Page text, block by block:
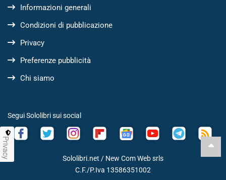
Informazioni generali
Condizioni di pubblicazione
Privacy
Preferenze pubblicità
Chi siamo
Segui Sololibri sui social
Sololibri.net / New Com Web srls
C.F./P.Iva 13586351002
Privacy